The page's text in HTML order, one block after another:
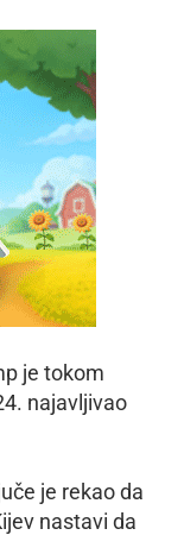
je tokom
najavljivao
je rekao da
nastavi da